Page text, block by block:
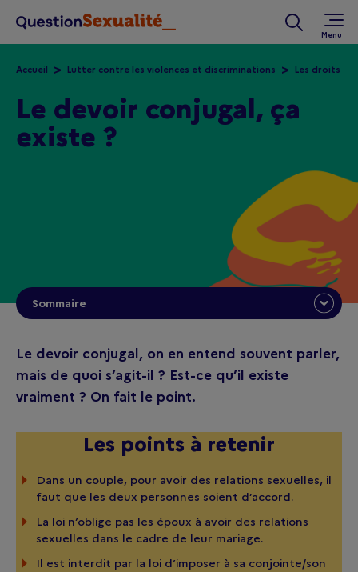
Accueil Lutter contre les violences et discriminations Les droits
Le devoir conjugal, ça
existe ?
Sommaire
Le devoir conjugal, on en entend souvent parler,
mais de quoi s’agit-il ? Est-ce qu’il existe
vraiment ? On fait le point.
Les points à retenir
Dans un couple, pour avoir des relations sexuelles, il
faut que les deux personnes soient d’accord.
La loi n’oblige pas les époux à avoir des relations
sexuelles dans le cadre de leur mariage.
Il est interdit par la loi d’imposer à sa conjointe/son